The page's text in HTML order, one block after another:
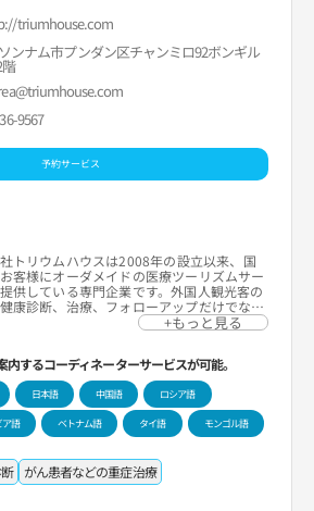
triumhouse.com
ンナム市プンダン区チャンミロ92ボンギル
階
9567
予約サービス
トリウムハウスは2008年の設立以来、国
客様にオーダメイドの医療ツーリズムサー
供している専門企業です。外国人観光客の
康診断、治療、フォローアップだけでな
光と休息を組み合わせた、広い意味での医療
ズム商品を提供しています。
ム、ビジネスツアー、一般旅行サービスな
、お客様のニーズに合わせて言語別の専門
る最上のサービスが利用できます。また、
ツーリズム大展やソンナム(城南)市医療ツ
協力機関に指定されるなど、様々な成果を
信頼される医療ツーリズムのパートナーとし
けられています。
+もっと見る
内するコーディネーターサービスが可能。
日本語 中国語 ロシア語
ア語 ベトナム語 タイ語 モンゴル語
がん患者などの重症治療